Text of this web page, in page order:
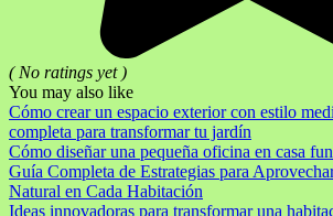
( No ratings yet )
You may also like
Cómo crear un espacio exterior con estilo
completa para transformar tu jardín
Cómo diseñar una pequeña oficina en casa
Guía Completa de Estrategias para
Natural en Cada Habitación
Ideas innovadoras para transformar una